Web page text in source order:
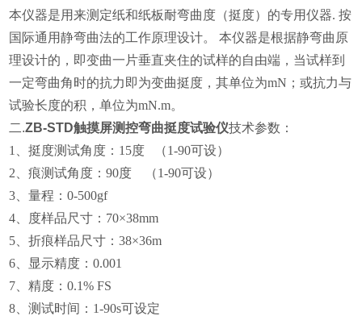
本仪器是用来测定纸和纸板耐弯曲度（挺度）的专用仪器. 按
国际通用静弯曲法的工作原理设计。 本仪器是根据静弯曲原
理设计的，即变曲一片垂直夹住的试样的自由端，当试样到
一定弯曲角时的抗力即为变曲挺度，其单位为mN；或抗力与
试验长度的积，单位为mN.m。
二.ZB-STD触摸屏测控弯曲挺度试验仪技术参数：
1、挺度测试角度：15度
（1-90可设）
2、痕测试角度：90度
（1-90可设）
3、量程：0-500gf
4、
度样品尺寸：70×38mm
5、折痕样品尺寸：38×36m
6、
显示精度：0.001
7、精度：0.1% FS
8、测试时间： 1-90s可设定